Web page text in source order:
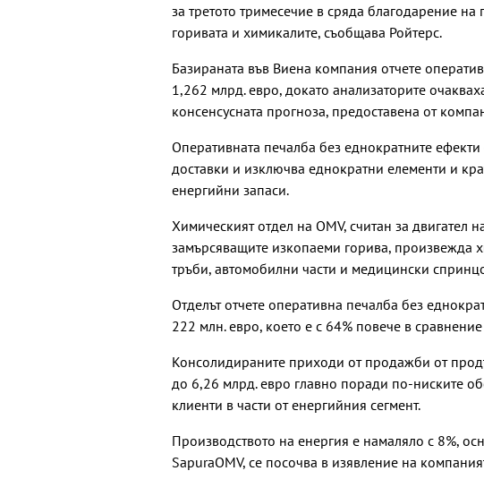
за третото тримесечие в сряда благодарение
горивата и химикалите, съобщава Ройтерс.
Базираната във Виена компания отчете
1,262 млрд. евро, докато анализаторите
консенсусната прогноза, предоставена от
Оперативната печалба без еднократните
доставки и изключва еднократни елементи и
енергийни запаси.
Химическият отдел на OMV, считан за двигател
замърсяващите изкопаеми горива, произвежда
тръби, автомобилни части и медицински
Отделът отчете оперативна печалба без
222 млн. евро, което е с 64% повече в
Консолидираните приходи от продажби от
до 6,26 млрд. евро главно поради по-ниските
клиенти в части от енергийния сегмент.
Производството на енергия е намаляло с 8%,
SapuraOMV, се посочва в изявление на